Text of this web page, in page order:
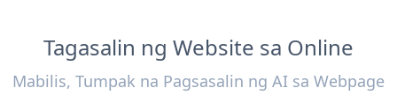
Tagasalin ng Website sa Online
Mabilis, Tumpak na Pagsasalin ng AI sa Webpage